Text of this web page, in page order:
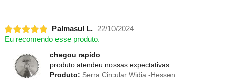
Palmasul L. 22/10/2024
Eu recomendo esse produto.
chegou rapido
produto atendeu nossas expectativas
Produto: Serra Circular Widia -Hessen